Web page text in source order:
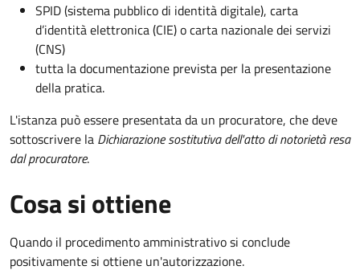
SPID (sistema pubblico di identità digitale), carta
d’identità elettronica (CIE) o carta nazionale dei servizi
(CNS)
tutta la documentazione prevista per la presentazione
della pratica.
L'istanza può essere presentata da un procuratore, che deve
sottoscrivere la Dichiarazione sostitutiva dell'atto di notorietà resa
dal procuratore.
Cosa si ottiene
Quando il procedimento amministrativo si conclude
positivamente si ottiene un'autorizzazione.